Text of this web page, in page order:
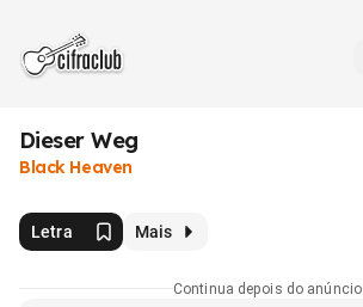
Dieser Weg
Black Heaven
Letra Mais
Continua depois do anúncio